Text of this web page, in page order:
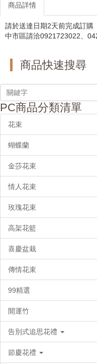
商品詳情
請於送達日期2天前完成訂購
中市區請洽0921723022、
商品快速搜尋
PC商品分類清單
花束
蝴蝶蘭
金莎花束
情人花束
玫瑰花束
高架花籃
喜慶盆栽
傳情花束
99精選
開運竹
告別式追思花禮
節慶花禮